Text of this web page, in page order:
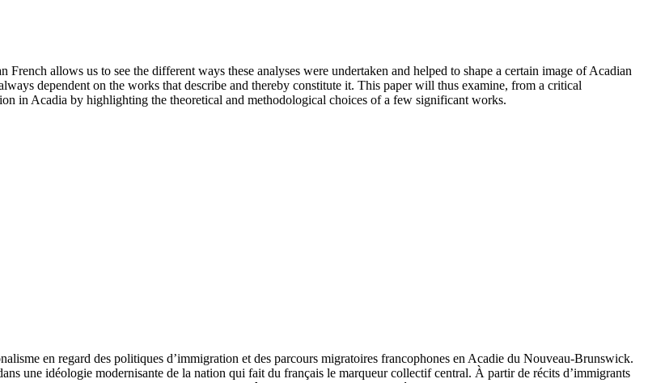
allows us to see the different ways these analyses were undertaken and helped to shape a certain image of Acadian
dependent on the works that describe and thereby constitute it. This paper will thus examine, from a critical
in Acadia by highlighting the theoretical and methodological choices of a few significant works.
en regard des politiques d’immigration et des parcours migratoires francophones en Acadie du Nouveau-Brunswick.
une idéologie modernisante de la nation qui fait du français le marqueur collectif central. À partir de récits d’immigrants